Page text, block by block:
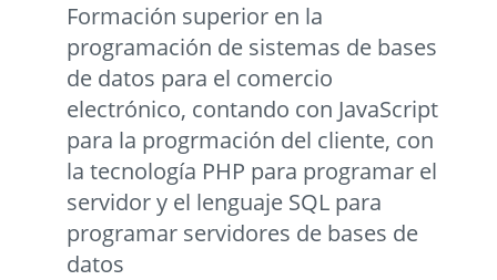
Formación superior en la
programación de sistemas de bases
de datos para el comercio
electrónico, contando con JavaScript
para la progrmación del cliente, con
la tecnología PHP para programar el
servidor y el lenguaje SQL para
programar servidores de bases de
datos